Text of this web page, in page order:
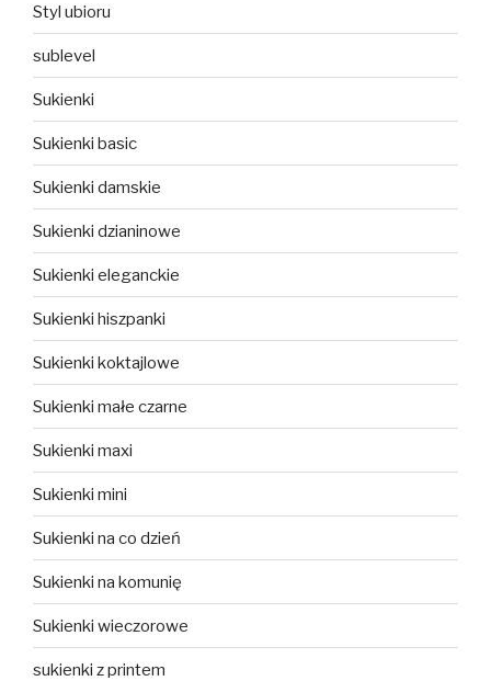
Styl ubioru
sublevel
Sukienki
Sukienki basic
Sukienki damskie
Sukienki dzianinowe
Sukienki eleganckie
Sukienki hiszpanki
Sukienki koktajlowe
Sukienki małe czarne
Sukienki maxi
Sukienki mini
Sukienki na co dzień
Sukienki na komunię
Sukienki wieczorowe
sukienki z printem